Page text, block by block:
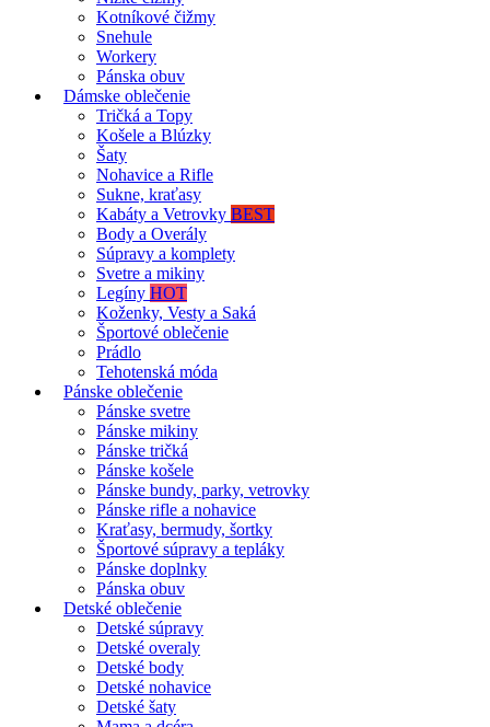
Kotníkové čižmy
Snehule
Workery
Pánska obuv
Dámske oblečenie
Tričká a Topy
Košele a Blúzky
Šaty
Nohavice a Rifle
Sukne, kraťasy
Kabáty a Vetrovky BEST
Body a Overály
Súpravy a komplety
Svetre a mikiny
Legíny HOT
Koženky, Vesty a Saká
Športové oblečenie
Prádlo
Tehotenská móda
Pánske oblečenie
Pánske svetre
Pánske mikiny
Pánske tričká
Pánske košele
Pánske bundy, parky, vetrovky
Pánske rifle a nohavice
Kraťasy, bermudy, šortky
Športové súpravy a tepláky
Pánske doplnky
Pánska obuv
Detské oblečenie
Detské súpravy
Detské overaly
Detské body
Detské nohavice
Detské šaty